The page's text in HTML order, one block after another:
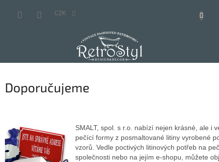
CZK
Doporučujeme
SMALT, spol. s r.o. nabízí nejen krásné, ale i
pečící formy z posmaltované litiny vyrobené
vzorů. Vedle poctivých litinových potřeb na
společnosti nebo na jejím e-shopu, můžete